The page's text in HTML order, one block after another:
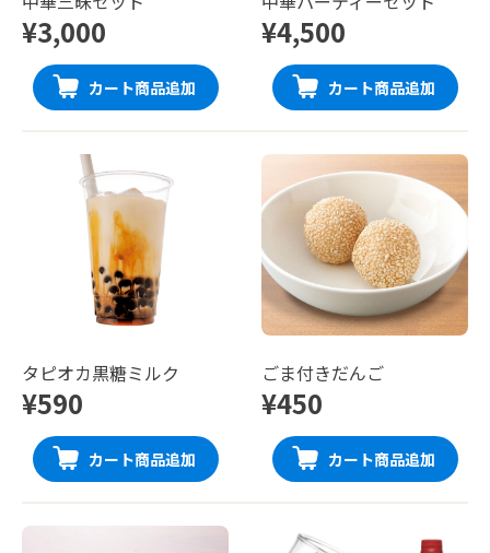
¥3,000
カート商品追加
¥4,500
カート商品追加
タピオカ黒糖ミルク
¥590
カート商品追加
ごま付きだんご
¥450
カート商品追加